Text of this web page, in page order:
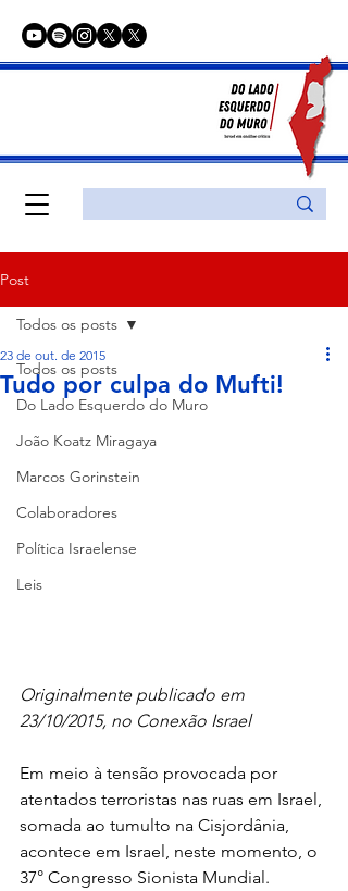
Post
Todos os posts
Do Lado Esquerdo do Muro
João Koatz Miragaya
Marcos Gorinstein
Colaboradores
Política Israelense
Leis
Todos os posts
Tudo por culpa do Mufti!
23 de out. de 2015
Originalmente publicado em
23/10/2015, no Conexão Israel
Em meio à tensão provocada por
atentados terroristas nas ruas em Israel,
somada ao tumulto na Cisjordânia,
acontece em Israel, neste momento, o
37° Congresso Sionista Mundial.